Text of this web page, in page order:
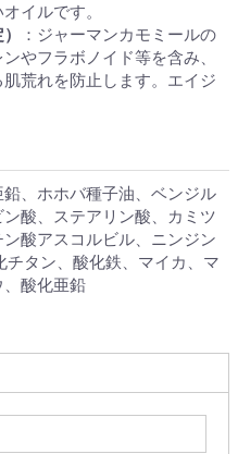
イルです。
：ジャーマンカモミールの
やフラボノイド等を含み、
荒れを防止します。エイジ
、ホホバ種子油、ベンジル
酸、ステアリン酸、カミツ
酸アスコルビル、ニンジン
タン、酸化鉄、マイカ、マ
、酸化亜鉛